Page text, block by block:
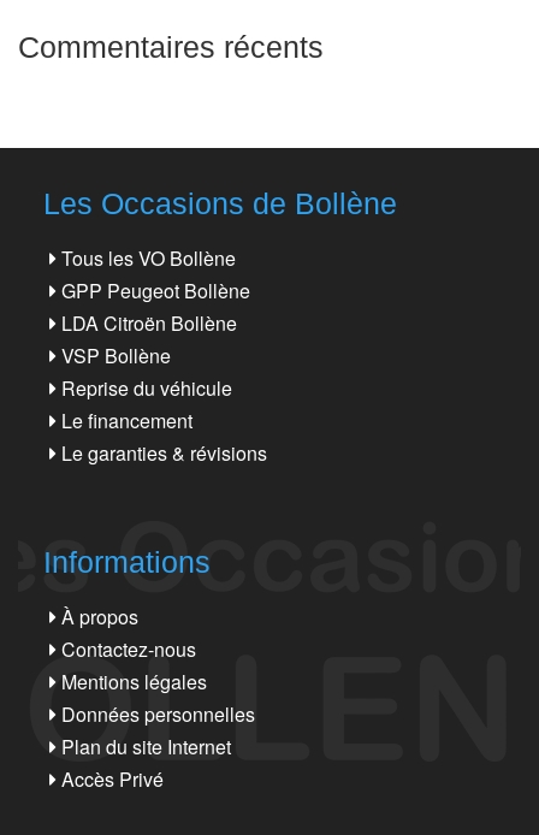
Commentaires récents
Les Occasions de Bollène
Tous les VO Bollène
GPP Peugeot Bollène
LDA Citroën Bollène
VSP Bollène
Reprise du véhicule
Le financement
Le garanties & révisions
Informations
À propos
Contactez-nous
Mentions légales
Données personnelles
Plan du site Internet
Accès Privé